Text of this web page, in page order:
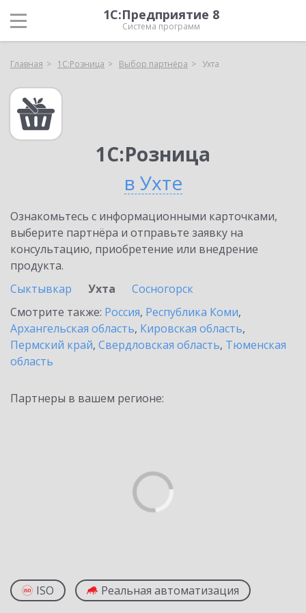
1С:Предприятие 8
Система программ
Главная 1С:Розница Выбор партнёра Ухта
1С:Розница
в Ухте
Ознакомьтесь с информационными карточками,
выберите партнёра и отправьте заявку на
консультацию, приобретение или внедрение
продукта.
Сыктывкар
Ухта
Сосногорск
Смотрите также: Россия, Республика Коми,
Архангельская область, Кировская область,
Пермский край, Свердловская область, Тюменская
область
Партнеры в вашем регионе:
ISO Реальная автоматизация